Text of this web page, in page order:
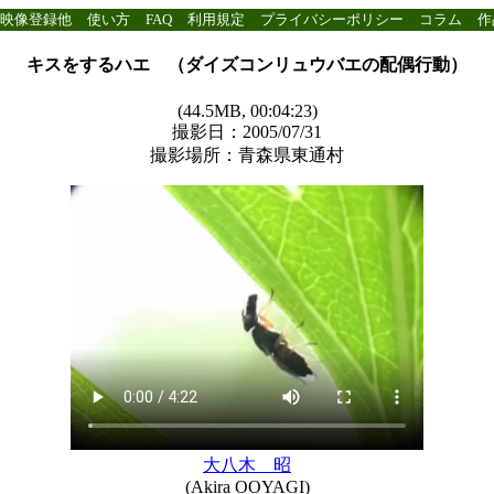
映像登録他 使い方 FAQ 利用規定 プライバシーポリシー コラム
キスをするハエ （ダイズコンリュウバエの配偶行動）
(44.5MB, 00:04:23)
撮影日：2005/07/31
撮影場所：青森県東通村
大八木 昭
(Akira OOYAGI)